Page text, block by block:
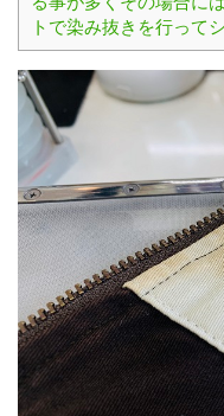
トで染み抜きを行って